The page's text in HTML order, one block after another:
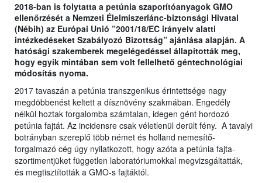
2018-ban is folytatta a petúnia szaporítóanyagok GMO
ellenőrzését a Nemzeti Élelmiszerlánc-biztonsági Hivatal
(Nébih) az Európai Unió ”2001/18/EC irányelv alatti
intézkedéseket Szabályozó Bizottság” ajánlása alapján. A
hatósági szakemberek megelégedéssel állapították meg,
hogy egyik mintában sem volt fellelhető géntechnológiai
módosítás nyoma.
2017 tavaszán a petúnia transzgenikus érintettsége nagy
megdöbbenést keltett a dísznövény szakmában. Engedély
nélkül hoztak forgalomba számtalan, idegen gént hordozó
petúnia fajtát. Az incidensre csak véletlenül derült fény. A tavalyi
botrányban szereplő több német és holland nemesítő-
forgalmazó cég úgy nyilatkozott, hogy azóta a petúnia fajta-
szortimentjüket független laboratóriumokkal megvizsgáltatták,
és megtisztították a GMO-s fajtáktól.